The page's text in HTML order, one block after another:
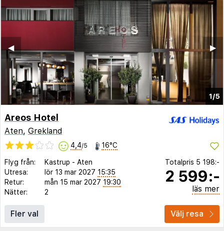
1/5
▶︎
◀︎
Areos Hotel
Aten, Grekland
4,4/5 16°C
Flyg från: Kastrup - Aten
Utresa:
lör 13 mar 2027 15:35
Retur:
mån 15 mar 2027 19:30
Nätter:
2
Totalpris 5 198:-
2 599:-
läs mer
Fler val Välj resa